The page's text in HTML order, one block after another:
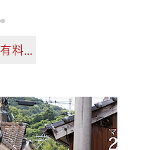
ログイン
有料会員の方はこちらでロ